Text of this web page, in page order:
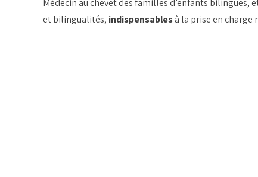
Médecin au chevet des familles d’enfants bilingues,
et bilingualités, indispensablesà la prise en